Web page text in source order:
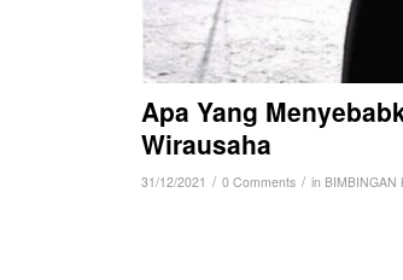
Apa Yang
Wirausaha
31/12/2021 / 0 Comments / in BIMBINGAN